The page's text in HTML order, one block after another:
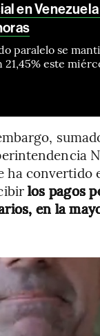
en
paralelo se
21,45% este
ha convertido
los pagos
en la